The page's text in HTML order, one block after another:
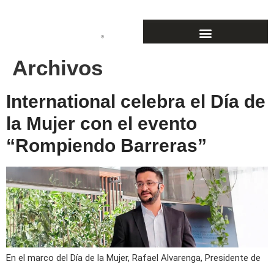
Archivos
International celebra el Día de
la Mujer con el evento
“Rompiendo Barreras”
En el marco del Día de la Mujer, Rafael Alvarenga, Presidente de